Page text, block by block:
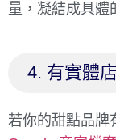
量，凝結成具體
4. 有實體
若你的甜點品牌